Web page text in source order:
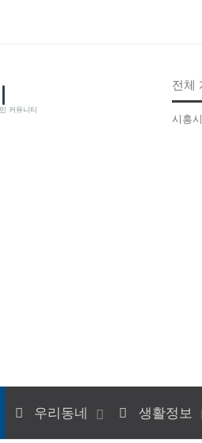
인
시흥시
우리동네 생활정보